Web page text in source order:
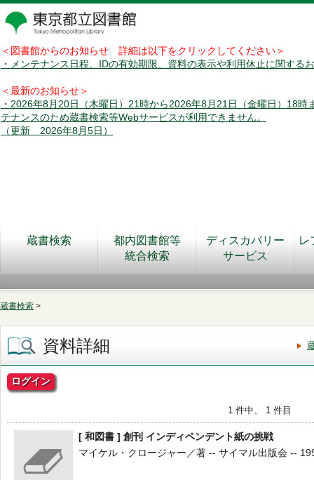
＜図書館からのお知らせ 詳細は以下をクリックしてください＞
・メンテナンス日程、IDの有効期限、資料の表示や利用休止に関する
＜最新のお知らせ＞
・2026年8月20日（木曜日）21時から2026年8月21日（金曜日）18時
テナンスのため蔵書検索等Webサービスが利用できません。
（更新 2026年8月5日）
蔵書検索
都内図書館等
統合検索
ディスカバリー
サービス
レ
蔵書検索 >
資料詳細
ログイン
1 件中、 1 件目
[ 和図書 ] 創刊 インディペンデント紙の挑戦
マイケル・クロージャー／著 -- サイマル出版会 --